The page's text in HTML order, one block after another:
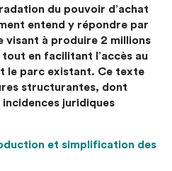
du pouvoir d’achat
entend y répondre par
visant à produire 2 millions
en facilitant l’accès au
le parc existant. Ce texte
structurantes, dont
juridiques
et simplification des